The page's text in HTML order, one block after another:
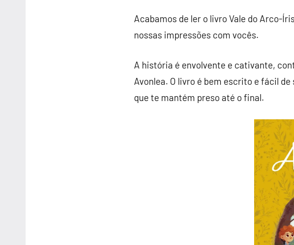
Acabamos de ler o livro Vale do Arco-
nossas impressões com vocês.
A história é envolvente e cativante,
Avonlea. O livro é bem escrito e fácil
que te mantém preso até o final.